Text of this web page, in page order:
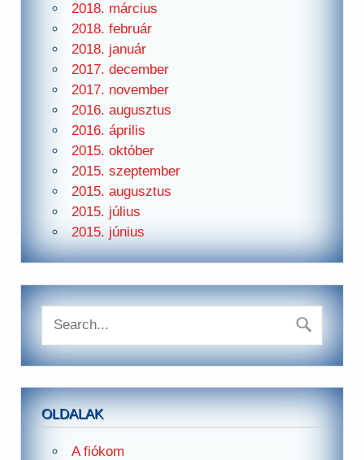
2018. március
2018. február
2018. január
2017. december
2017. november
2016. augusztus
2016. április
2015. október
2015. szeptember
2015. augusztus
2015. július
2015. június
OLDALAK
A fiókom